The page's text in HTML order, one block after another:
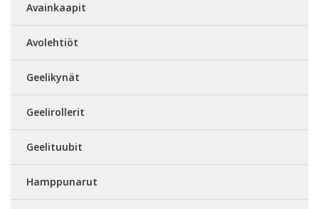
Avainkaapit
Avolehtiöt
Geelikynät
Geelirollerit
Geelituubit
Hamppunarut